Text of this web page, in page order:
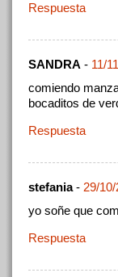
Respuesta
SANDRA - 11/
comiendo
bocaditos de
Respuesta
stefania- 29/
yo soñe que
Respuesta